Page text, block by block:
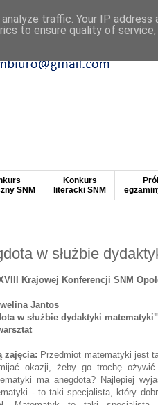
SNM
Konkurs
literacki SNM
w służbie
Krajowej Konferencji SNM
Jantos
w służbie dydaktyki matematyki"
zajęcia: Przedmiot matematyki jest
okazji, żeby go trochę
ma anegdota? Najlepiej
- to taki specjalista, który
traffic. Your IP address
to ensure quality of